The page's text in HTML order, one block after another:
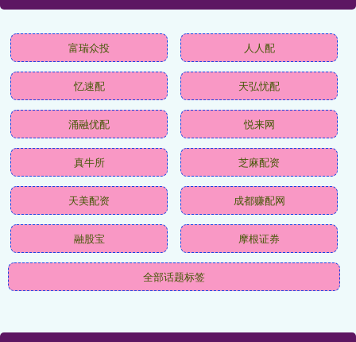
富瑞众投 人人配
忆速配 天弘忧配
涌融优配 悦来网
真牛所 芝麻配资
天美配资 成都赚配网
融股宝 摩根证券
全部话题标签